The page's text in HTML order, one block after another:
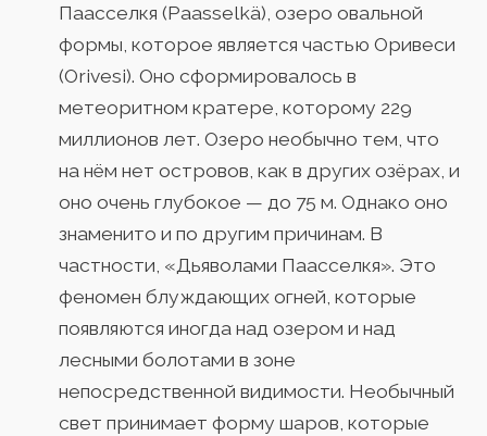
Паасселкя (Paasselkä), озеро овальной
формы, которое является частью Оривеси
(Orivesi). Оно сформировалось в
метеоритном кратере, которому 229
миллионов лет. Озеро необычно тем, что
на нём нет островов, как в других озёрах, и
оно очень глубокое — до 75 м. Однако оно
знаменито и по другим причинам. В
частности, «Дьяволами Паасселкя». Это
феномен блуждающих огней, которые
появляются иногда над озером и над
лесными болотами в зоне
непосредственной видимости. Необычный
свет принимает форму шаров, которые